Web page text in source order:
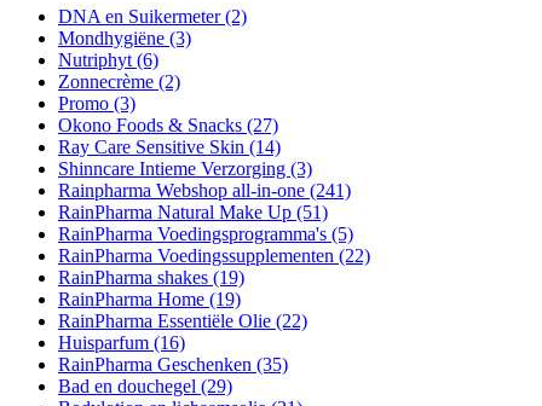
DNA en Suikermeter(2)
Mondhygiëne (3)
Nutriphyt (6)
Zonnecrème (2)
Promo (3)
Okono Foods & Snacks (27)
Ray Care Sensitive Skin (14)
Shinncare Intieme Verzorging (3)
Rainpharma Webshop all-in-one (241)
RainPharma Natural Make Up (51)
RainPharma Voedingsprogramma's (5)
RainPharma Voedingssupplementen (22)
RainPharma shakes (19)
RainPharma Home (19)
RainPharma Essentiële Olie (22)
Huisparfum (16)
RainPharma Geschenken (35)
Bad en douchegel (29)